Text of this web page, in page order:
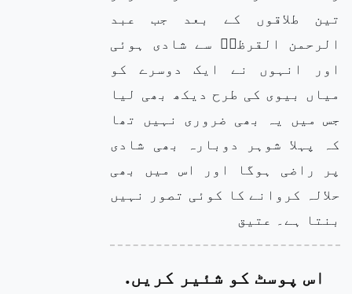
تین طلاقوں کے بعد جب عبد
الرحمن القرظیؓ سے شادی ہوئی
اور انہوں نے ایک دوسرے کو
میاں بیوی کی طرح دیکھ بھی لیا
جس میں یہ بھی ضروری نہیں تھا
کہ پہلا شوہر دوبارہ بھی شادی
پر راضی ہوگا اور اس میں بھی
حلالہ کروانے کا کوئی تصور نہیں
بنتا ہے۔ عتیق
اس پوسٹ کو شئیر کریں.